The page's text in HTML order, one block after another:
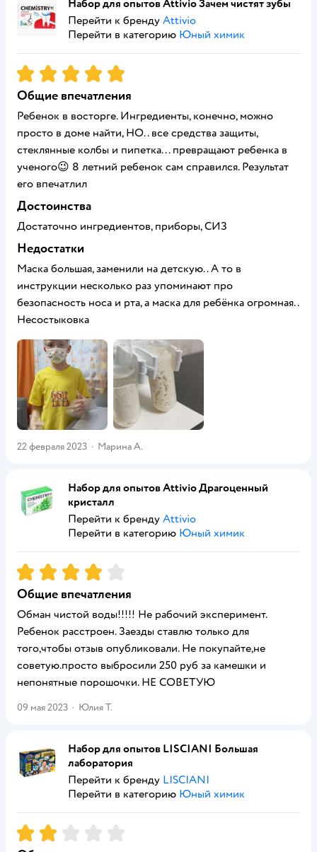
Набор для опытов Attivio Зачем чистят зубы
Перейти к бренду Attivio
Перейти в категорию Юный химик
Рейтинг:5
Общие впечатления
Ребенок в восторге. Ингредиенты, конечно, можно
просто в доме найти, НО.. все средства защиты,
стеклянные колбы и пипетка... превращают ребенка в
ученого😉 8 летний ребенок сам справился. Результат
его впечатлил
Достоинства
Достаточно ингредиентов, приборы, СИЗ
Недостатки
Маска большая, заменили на детскую.. А то в
инструкции несколько раз упоминают про
безопасность носа и рта, а маска для ребёнка огромная..
Несостыковка
22 февраля 2023 · Марина А.
Набор для опытов Attivio Драгоценный
кристалл
Перейти к бренду Attivio
Перейти в категорию Юный химик
Рейтинг:4
Общие впечатления
Обман чистой воды!!!!! Не рабочий эксперимент.
Ребенок расстроен. Заезды ставлю только для
того,чтобы отзыв опубликовали. Не покупайте,не
советую.просто выбросили 250 руб за камешки и
непонятные порошочки. НЕ СОВЕТУЮ
09 мая 2023 · Юлия Т.
Набор для опытов LISCIANI Большая
лаборатория
Перейти к бренду LISCIANI
Перейти в категорию Юный химик
Рейтинг:2